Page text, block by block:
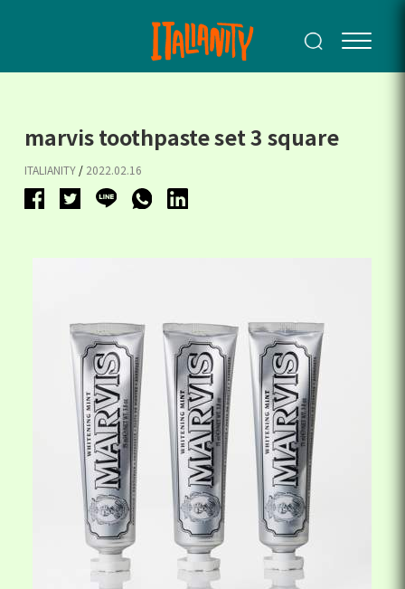
marvis toothpaste set 3 square
ITALIANITY / 2022.02.16